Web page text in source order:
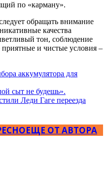
по «карману».
обращать внимание
качества
тон, соблюдение
и чистые условия –
аккумулятора для
сыт не будешь».
Леди Гаге переезда
ЕЩЕ ОТ АВТОРА